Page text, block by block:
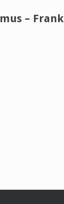
– Frank